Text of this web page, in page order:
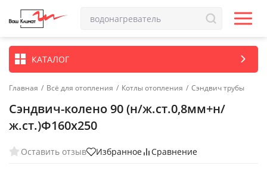
КАТАЛОГ
Главная / Всё для отопления / Котлы отопления / Сэндвич трубы
Сэндвич-колено 90 (н/ж.ст.0,8мм+н/
ж.ст.)Ф160х250
Оставить отзыв Избранное Сравнение